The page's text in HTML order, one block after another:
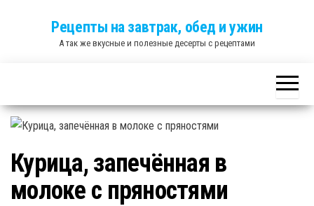
Рецепты на завтрак, обед и ужин
А так же вкусные и полезные десерты с рецептами
Курица, запечённая в
молоке с пряностями